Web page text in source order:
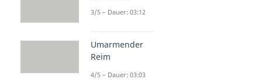
3/5 – Dauer: 03:12
Umarmender
Reim
4/5 – Dauer: 03:03